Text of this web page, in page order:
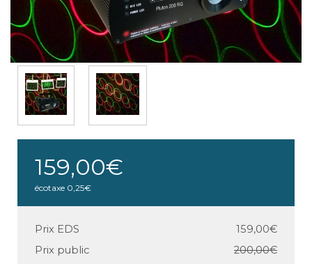
159,00€
écotaxe 0,25€
Prix EDS
159,00€
Prix public
200,00€